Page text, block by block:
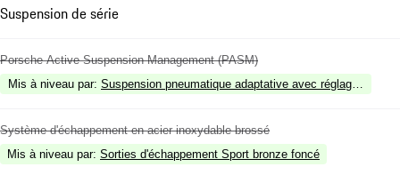
Suspension de série
Porsche Active Suspension Management (PASM)
Mis à niveau par: Suspension pneumatique adaptative avec réglage de
Système d'échappement en acier inoxydable brossé
Mis à niveau par: Sorties d'échappement Sport bronze foncé